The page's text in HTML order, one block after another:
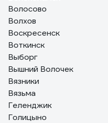
Волосово
Волхов
Воскресенск
Воткинск
Выборг
Вышний Волочек
Вязники
Вязьма
Геленджик
Голицыно